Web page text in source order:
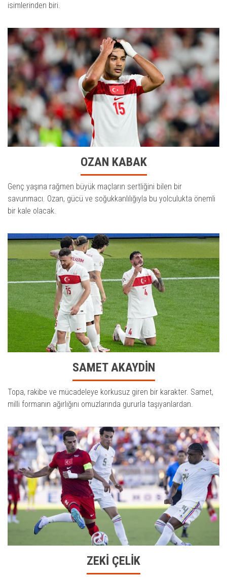
isimlerinden biri.
OZAN KABAK
Genç yaşına rağmen büyük maçların sertliğini bilen bir
savunmacı. Ozan, gücü ve soğukkanlılığıyla bu yolculukta önemli
bir kale olacak.
SAMET AKAYDİN
Topa, rakibe ve mücadeleye korkusuz giren bir karakter. Samet,
milli formanın ağırlığını omuzlarında gururla taşıyanlardan.
ZEKİ ÇELİK